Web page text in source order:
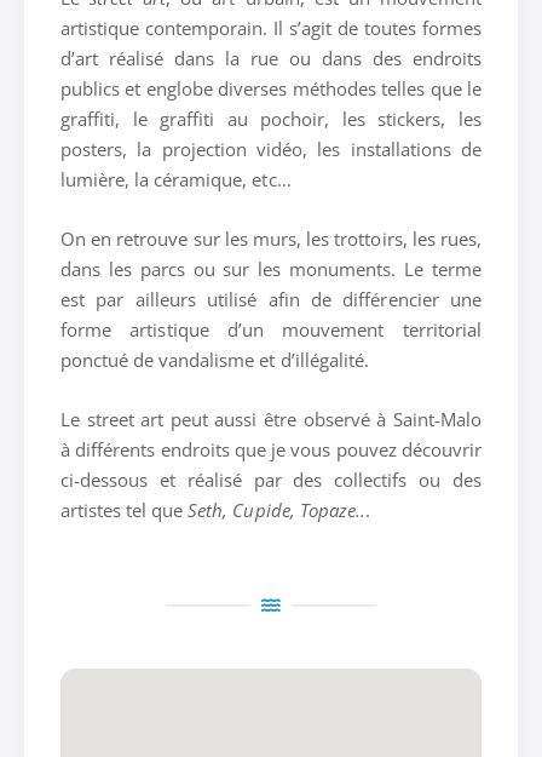
artistique contemporain. Il s’agit de toutes formes
d’art réalisé dans la rue ou dans des endroits
publics et englobe diverses méthodes telles que le
graffiti, le graffiti au pochoir, les stickers, les
posters, la projection vidéo, les installations de
lumière, la céramique, etc…
On en retrouve sur les murs, les trottoirs, les rues,
dans les parcs ou sur les monuments. Le terme
est par ailleurs utilisé afin de différencier une
forme artistique d’un mouvement territorial
ponctué de vandalisme et d’illégalité.
Le street art peut aussi être observé à Saint-Malo
à différents endroits que je vous pouvez découvrir
ci-dessous et réalisé par des collectifs ou des
artistes tel queSeth, Cupide, Topaze...